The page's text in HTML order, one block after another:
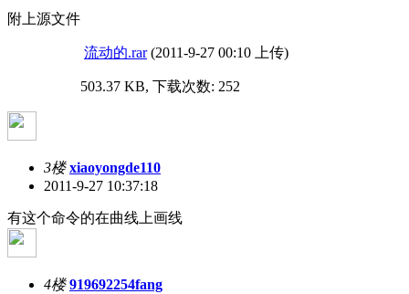
附上源文件
流动的.rar (2011-9-27 00:10 上传)
503.37 KB, 下载次数: 252
3楼 xiaoyongde110
2011-9-27 10:37:18
有这个命令的在曲线上画线
4楼 919692254fang